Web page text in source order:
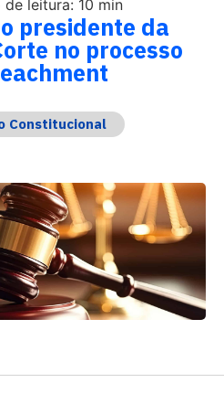
de leitura: 10 min
presidente da
no processo
Constitucional